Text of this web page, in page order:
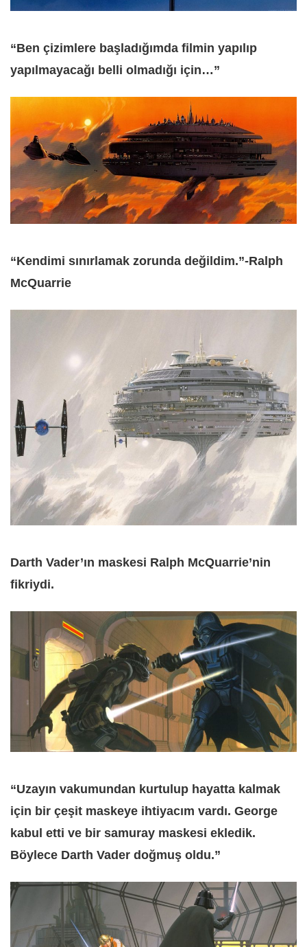
“Ben çizimlere başladığımda filmin yapılıp
yapılmayacağı belli olmadığı için…”
“Kendimi sınırlamak zorunda değildim.”-Ralph
McQuarrie
Darth Vader’ın maskesi Ralph McQuarrie’nin
fikriydi.
“Uzayın vakumundan kurtulup hayatta kalmak
için bir çeşit maskeye ihtiyacım vardı. George
kabul etti ve bir samuray maskesi ekledik.
Böylece Darth Vader doğmuş oldu.”